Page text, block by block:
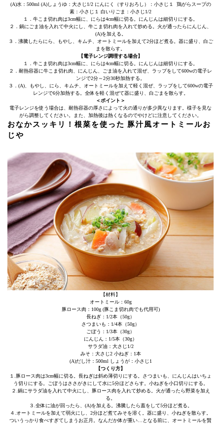
(A)水：500ml (A)しょうゆ：大さじ1/2 にんにく（すりおろし）：小さじ１ 鶏がらスープの
素：小さじ１ 白いりごま：小さじ1/2
１．牛こま切れ肉は3cm幅に、にらは4cm幅に切る。にんじんは細切りにする。
２．鍋にごま油を入れて中火にし、牛こま切れ肉を入れて炒める。火が通ったらにんじん、
(A)を加える。
３．沸騰したらにら、もやし、キムチ、オートミールを加えて2分ほど煮る。器に盛り、白ご
まを散らす。
【電子レンジ調理する場合】
１．牛こま切れ肉は3cm幅に、にらは4cm幅に切る。にんじんは細切りにする。
２．耐熱容器に牛こま切れ肉、にんじん、ごま油を入れて混ぜ、ラップをして600wの電子レ
ンジで2分～2分30秒加熱する。
３．(A)、もやし、にら、キムチ、オートミールを加えて軽く混ぜ、ラップをして600wの電子
レンジで6分加熱する。全体を軽く混ぜて器に盛り、白ごまを散らす。
＜ポイント＞
電子レンジを使う場合は、耐熱容器の厚さによって火の通りが多少異なります。様子を見な
がら調整してください。また、加熱後は熱くなるのでやけどに注意してください。
おなかスッキリ！根菜を使った 豚汁風オートミールお
じや
【材料】
オートミール：60g
豚ロース肉：100g (豚こま切れ肉でも代用可)
長ねぎ：1/2本（50g）
さつまいも：1/4本（50g）
ごぼう：1/3本（30g）
にんじん：1/5本（30g）
サラダ油：大さじ1/2
みそ：大さじ2 小ねぎ：1本
(A)だし汁：500ml しょうが：小さじ1
【つくり方】
１.豚ロース肉は3cm幅に切る。長ねぎは斜め薄切りにする。さつまいも、にんじんはいちょ
う切りにする。ごぼうはささがきにして水に5分ほどさらす。小ねぎを小口切りにする。
２.鍋にサラダ油を入れて中火にし、豚ロース肉を入れて炒める。火が通ったら野菜を加え
る。
３.全体に油が回ったら、(A)を加える。沸騰したら蓋をして5分ほど煮る。
４.オートミールを加えて弱火にし、2分ほど煮てみそを溶く。器に盛り、小ねぎを散らす。
ついうっかり食べすぎてしまうお正月。なんだか体が重い…となる前に、オートミールを賢